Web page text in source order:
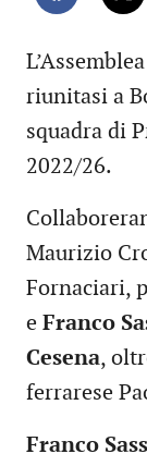
riunitasi a
squadra di
2022/26.
Maurizio
Fornaciari,
e Franco
Cesena,
ferrarese
Franco